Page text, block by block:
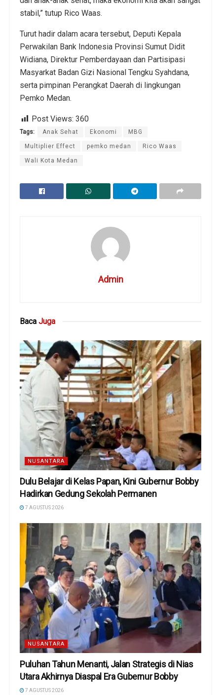
stabil,” tutup Rico Waas.
Turut hadir dalam acara tersebut, Deputi Kepala
Perwakilan Bank Indonesia Provinsi Sumut Didit
Widiana, Direktur Pemberdayaan dan Partisipasi
Masyarkat Badan Gizi Nasional Tengku Syahdana,
serta pimpinan Perangkat Daerah di lingkungan
Pemko Medan.
Post Views: 360
Tags: Anak Sehat Ekonomi MBG
Multiplier Effect pemko medan Rico Waas
Wali Kota Medan
Admin
Baca Juga
NUSANTARA
Dulu Belajar di Kelas Papan, Kini Gubernur Bobby
Hadirkan Gedung Sekolah Permanen
7 AGUSTUS 2026
NUSANTARA
Puluhan Tahun Menanti, Jalan Strategis di Nias
Utara Akhirnya Diaspal Era Gubernur Bobby
7 AGUSTUS 2026